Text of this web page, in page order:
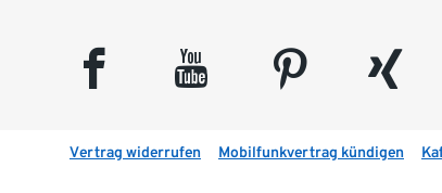
facebook youtube pinterest xing
Vertrag widerrufen Mobilfunkvertrag kündigen